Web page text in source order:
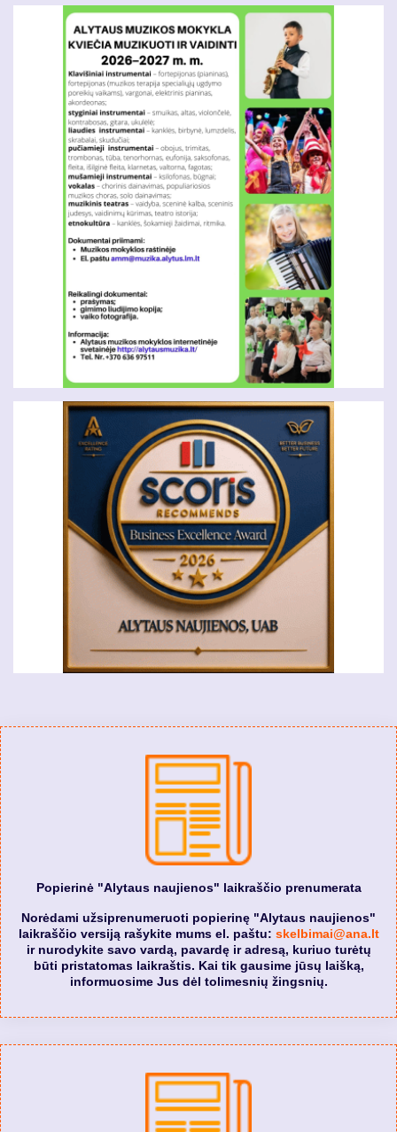
Popierinė "Alytaus naujienos" laikraščio prenumerata
Norėdami užsiprenumeruoti popierinę "Alytaus naujienos"
laikraščio versiją rašykite mums el. paštu: skelbimai@ana.lt
ir nurodykite savo vardą, pavardę ir adresą, kuriuo turėtų
būti pristatomas laikraštis. Kai tik gausime jūsų laišką,
informuosime Jus dėl tolimesnių žingsnių.